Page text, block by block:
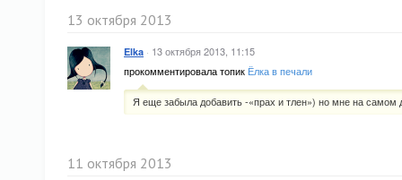
13 октября 2013
Elka · 13 октября 2013, 11:15
прокомментировала топик Ёлка в печали
Я еще забыла добавить -«прах и тлен») но мне на самом
11 октября 2013